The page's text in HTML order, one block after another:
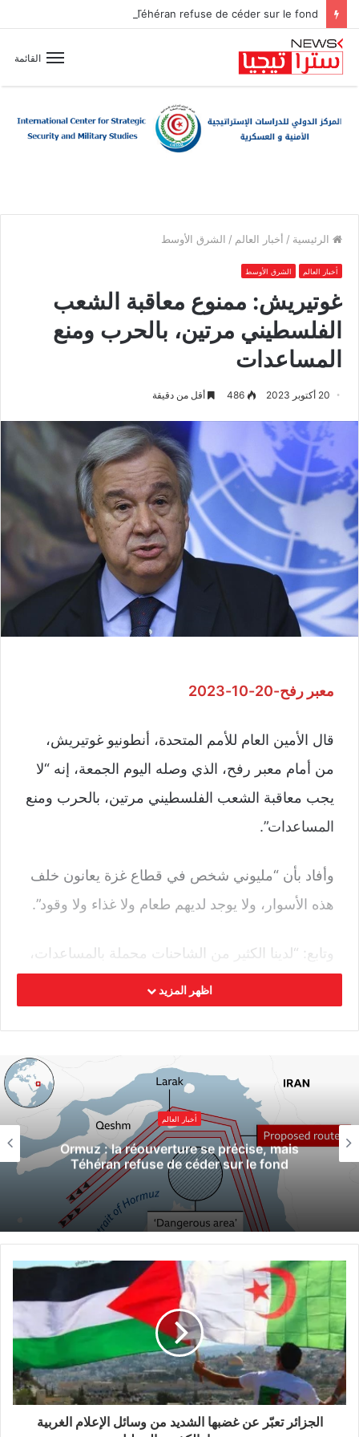
القائمة
الرئيسية / أخبار العالم / الشرق الأوسط
أخبار العالم الشرق الأوسط
غوتيريش: ممنوع معاقبة الشعب
الفلسطيني مرتين، بالحرب ومنع
المساعدات
20 أكتوبر 2023 486 أقل من دقيقة
معبر رفح-20-10-2023
قال الأمين العام للأمم المتحدة، أنطونيو غوتيريش،
من أمام معبر رفح، الذي وصله اليوم الجمعة، إنه “لا
يجب معاقبة الشعب الفلسطيني مرتين، بالحرب ومنع
المساعدات”.
وأفاد بأن “مليوني شخص في قطاع غزة يعانون خلف
هذه الأسوار، ولا يوجد لديهم طعام ولا غذاء ولا وقود”.
وتابع: “لدينا الكثير من الشاحنات محملة بالمساعدات،
وهي عالقة هنا، وكل ما نحتاجه هو أن نجعلها تمرّ إلى
غزة بأسرع وقت ممكن”.
اظهر المزيد
أخبار العالم
Ormuz : la réouverture se précise, mais
Téhéran refuse de céder sur le fond
الجزائر تعبّر عن غضبها الشديد من وسائل الإعلام الغربية